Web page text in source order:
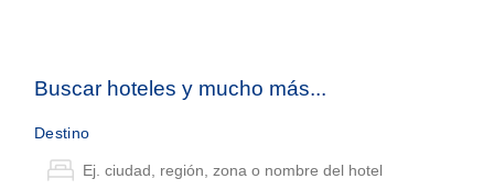
Buscar hoteles y mucho más...
Destino